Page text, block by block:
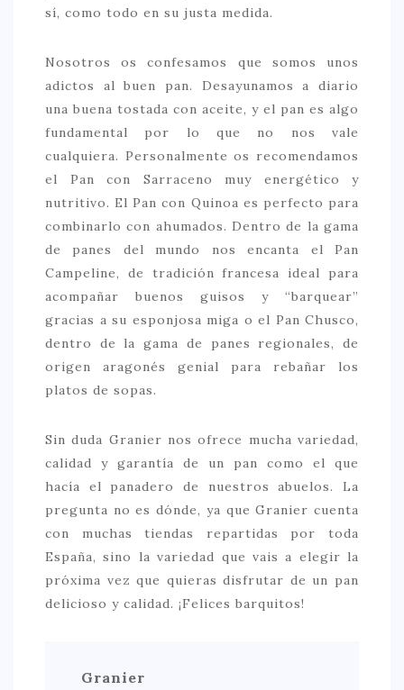
sí, como todo en su justa medida.
Nosotros os confesamos que somos unos
adictos al buen pan. Desayunamos a diario
una buena tostada con aceite, y el pan es algo
fundamental por lo que no nos vale
cualquiera. Personalmente os recomendamos
el Pan con Sarraceno muy energético y
nutritivo. El Pan con Quinoa es perfecto para
combinarlo con ahumados. Dentro de la gama
de panes del mundo nos encanta el Pan
Campeline, de tradición francesa ideal para
acompañar buenos guisos y “barquear”
gracias a su esponjosa miga o el Pan Chusco,
dentro de la gama de panes regionales, de
origen aragonés genial para rebañar los
platos de sopas.
Sin duda Granier nos ofrece mucha variedad,
calidad y garantía de un pan como el que
hacía el panadero de nuestros abuelos. La
pregunta no es dónde, ya que Granier cuenta
con muchas tiendas repartidas por toda
España, sino la variedad que vais a elegir la
próxima vez que quieras disfrutar de un pan
delicioso y calidad. ¡Felices barquitos!
Granier